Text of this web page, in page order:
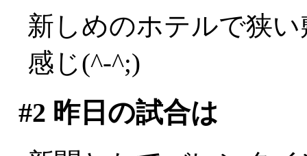
新しめのホテルで狭
感じ(^-^;)
#2 昨日の試合は